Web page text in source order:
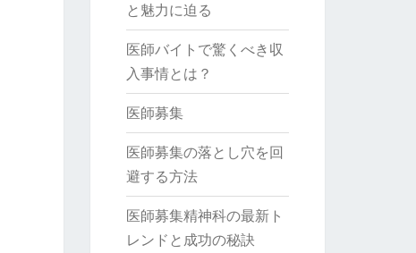
と魅力に迫る
医師バイトで驚くべき収
入事情とは？
医師募集
医師募集の落とし穴を回
避する方法
医師募集精神科の最新ト
レンドと成功の秘訣